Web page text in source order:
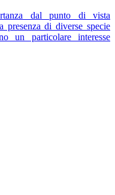
dal punto di vista
presenza di diverse specie
un particolare interesse